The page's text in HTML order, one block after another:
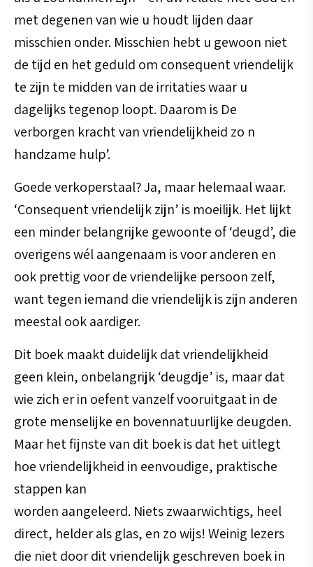
met degenen van wie u houdt lijden daar
misschien onder. Misschien hebt u gewoon niet
de tijd en het geduld om consequent vriendelijk
te zijn te midden van de irritaties waar u
dagelijks tegenop loopt. Daarom is De
verborgen kracht van vriendelijkheid zo n
handzame hulp’.
Goede verkoperstaal? Ja, maar helemaal waar.
‘Consequent vriendelijk zijn’ is moeilijk. Het lijkt
een minder belangrijke gewoonte of ‘deugd’, die
overigens wél aangenaam is voor anderen en
ook prettig voor de vriendelijke persoon zelf,
want tegen iemand die vriendelijk is zijn anderen
meestal ook aardiger.
Dit boek maakt duidelijk dat vriendelijkheid
geen klein, onbelangrijk ‘deugdje’ is, maar dat
wie zich er in oefent vanzelf vooruitgaat in de
grote menselijke en bovennatuurlijke deugden.
Maar het fijnste van dit boek is dat het uitlegt
hoe vriendelijkheid in eenvoudige, praktische
stappen kan
worden aangeleerd. Niets zwaarwichtigs, heel
direct, helder als glas, en zo wijs! Weinig lezers
die niet door dit vriendelijk geschreven boek in